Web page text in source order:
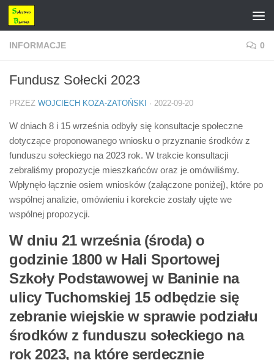
Przejdź do treści
INFORMACJE 0
Fundusz Sołecki 2023
PRZEZ WOJCIECH KOZA-ZATOŃSKI · 2022-09-20
W dniach 8 i 15 września odbyły się konsultacje społeczne
dotyczące proponowanego wniosku o przyznanie środków z
funduszu sołeckiego na 2023 rok. W trakcie konsultacji
zebraliśmy propozycje mieszkańców oraz je omówiliśmy.
Wpłynęło łącznie osiem wniosków (załączone poniżej), które po
wspólnej analizie, omówieniu i korekcie zostały ujęte we
wspólnej propozycji.
W dniu 21 września (środa) o
godzinie 1800 w Hali Sportowej
Szkoły Podstawowej w Baninie na
ulicy Tuchomskiej 15 odbędzie się
zebranie wiejskie w sprawie podziału
środków z funduszu sołeckiego na
rok 2023, na które serdecznie